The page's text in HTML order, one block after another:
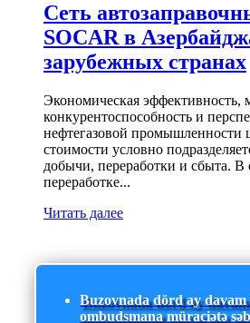
Сеть
SOCAR в
зарубежных странах
Экономическая эффективность,
конкурентоспособность и
нефтегазовой промышленности
стоимости условно
добычи, переработки и сбыта. В
переработке...
Читать далее
Buzovnada dörd ay
ombudsmana müraciətə